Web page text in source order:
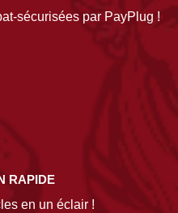
sécurisées par PayPlug !
RAPIDE
en un éclair !